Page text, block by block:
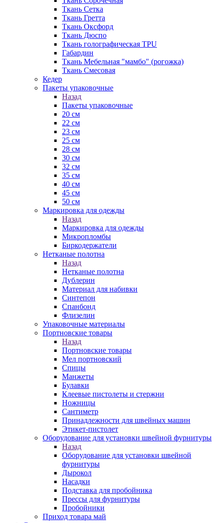
Ткань Сетка
Ткань Гретта
Ткань Оксфорд
Ткань Дюспо
Ткань голографическая TPU
Габардин
Ткань Мебельная "мамбо" (рогожка)
Ткань Смесовая
Кедер
Пакеты упаковочные
Назад
Пакеты упаковочные
20 см
22 см
23 см
25 см
28 см
30 см
32 см
35 см
40 см
45 см
50 см
Маркировка для одежды
Назад
Маркировка для одежды
Микропломбы
Биркодержатели
Нетканые полотна
Назад
Нетканые полотна
Дублерин
Материал для набивки
Синтепон
Спанбонд
Флизелин
Упаковочные материалы
Портновские товары
Назад
Портновские товары
Мел портновский
Спицы
Манжеты
Булавки
Клеевые пистолеты и стержни
Ножницы
Сантиметр
Принадлежности для швейных машин
Этикет-пистолет
Оборудование для установки швейной фурнитуры
Назад
Оборудование для установки швейной
фурнитуры
Дырокол
Насадки
Подставка для пробойника
Прессы для фурнитуры
Пробойники
Приход товара май